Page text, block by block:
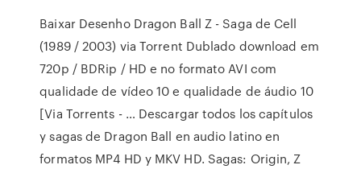
Baixar Desenho Dragon Ball Z - Saga de Cell
(1989 / 2003) via Torrent Dublado download em
720p / BDRip / HD e no formato AVI com
qualidade de vídeo 10 e qualidade de áudio 10
[Via Torrents - … Descargar todos los capítulos
y sagas de Dragon Ball en audio latino en
formatos MP4 HD y MKV HD. Sagas: Origin, Z